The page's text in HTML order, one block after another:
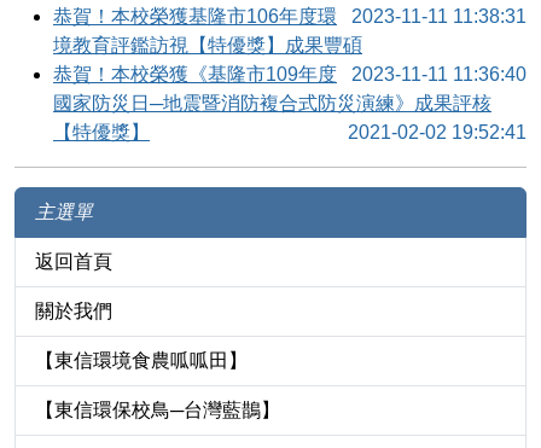
2023-11-11 11:38:31
恭賀！本校榮獲基隆市106年度環
境教育評鑑訪視【特優獎】成果豐碩
2023-11-11 11:36:40
恭賀！本校榮獲《基隆市109年度
國家防災日─地震暨消防複合式防災演練》成果評核
【特優獎】
2021-02-02 19:52:41
主選單
返回首頁
關於我們
【東信環境食農呱呱田】
【東信環保校鳥─台灣藍鵲】